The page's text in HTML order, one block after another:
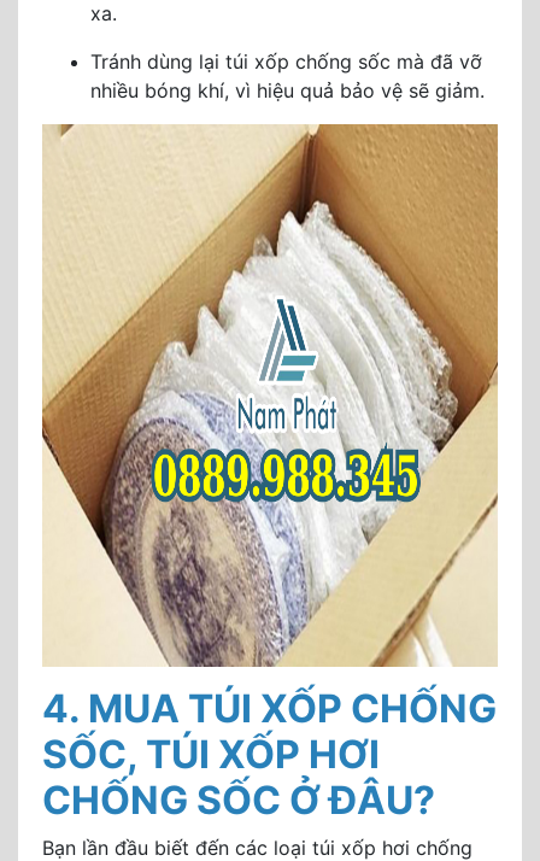
xa.
Tránh dùng lại túi xốp chống sốc mà đã vỡ
nhiều bóng khí, vì hiệu quả bảo vệ sẽ giảm.
4. MUA TÚI XỐP CHỐNG
SỐC, TÚI XỐP HƠI
CHỐNG SỐC Ở ĐÂU?
Bạn lần đầu biết đến các loại túi xốp hơi chống